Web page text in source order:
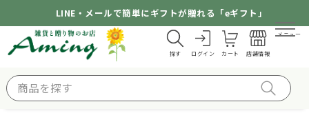
LINE・メールで簡単にギフトが贈れる「eギフト」
探す ログイン カート 店舗情報
メニュー